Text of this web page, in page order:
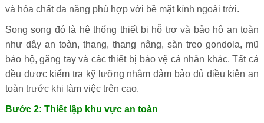
và hóa chất đa năng phù hợp với bề mặt kính ngoài trời.
Song song đó là hệ thống thiết bị hỗ trợ và bảo hộ an toàn
như dây an toàn, thang, thang nâng, sàn treo gondola, mũ
bảo hộ, găng tay và các thiết bị bảo vệ cá nhân khác. Tất cả
đều được kiểm tra kỹ lưỡng nhằm đảm bảo đủ điều kiện an
toàn trước khi làm việc trên cao.
Bước 2: Thiết lập khu vực an toàn